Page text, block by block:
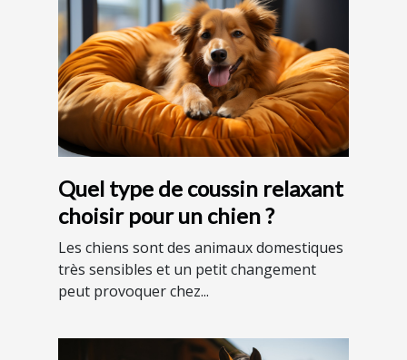
Quel type de coussin relaxant
choisir pour un chien ?
Les chiens sont des animaux domestiques
très sensibles et un petit changement
peut provoquer chez...